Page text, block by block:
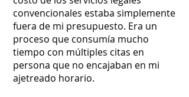
convencionales estaba simplemente
fuera de mi presupuesto. Era un
proceso que consumía mucho
tiempo con múltiples citas en
persona que no encajaban en mi
ajetreado horario.